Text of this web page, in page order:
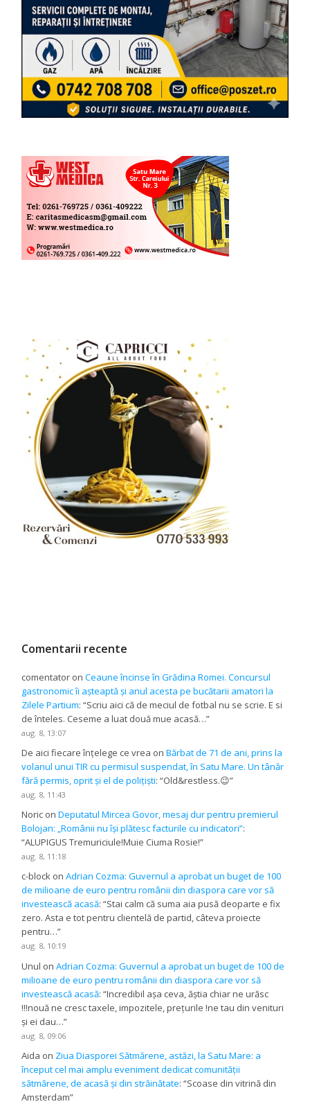
Comentarii recente
comentator onCeaune încinse în Grădina Romei. Concursul
gastronomic îi așteaptă și anul acesta pe bucătarii amatori la
Zilele Partium: “Scriu aici că de meciul de fotbal nu se scrie. E si
de înteles. Ceseme a luat două mue acasă…”
aug. 8, 13:07
De aici fiecare înțelege ce vrea onBărbat de 71 de ani, prins la
volanul unui TIR cu permisul suspendat, în Satu Mare. Un tânăr
fără permis, oprit și el de polițiști: “Old&restless.😉”
aug. 8, 11:43
Noric onDeputatul Mircea Govor, mesaj dur pentru premierul
Bolojan: „Românii nu își plătesc facturile cu indicatori”:
“ALUPIGUS Tremuriciule!Muie Ciuma Rosie!”
aug. 8, 11:18
c-block onAdrian Cozma: Guvernul a aprobat un buget de 100
de milioane de euro pentru românii din diaspora care vor să
investească acasă: “Stai calm că suma aia pusă deoparte e fix
zero. Asta e tot pentru clientelă de partid, câteva proiecte
pentru…”
aug. 8, 10:19
Unul onAdrian Cozma: Guvernul a aprobat un buget de 100 de
milioane de euro pentru românii din diaspora care vor să
investească acasă: “Incredibil așa ceva, ăștia chiar ne urăsc
!!!nouă ne cresc taxele, impozitele, prețurile !ne tau din venituri
și ei dau…”
aug. 8, 09:06
Aida on Ziua Diasporei Sătmărene, astăzi, la Satu Mare: a
început cel mai amplu eveniment dedicat comunității
sătmărene, de acasă și din străinătate: “Scoase din vitrină din
Amsterdam”